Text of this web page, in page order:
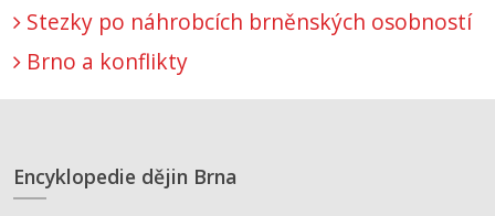
Stezky po náhrobcích brněnských osobností
Brno a konflikty
Encyklopedie dějin Brna